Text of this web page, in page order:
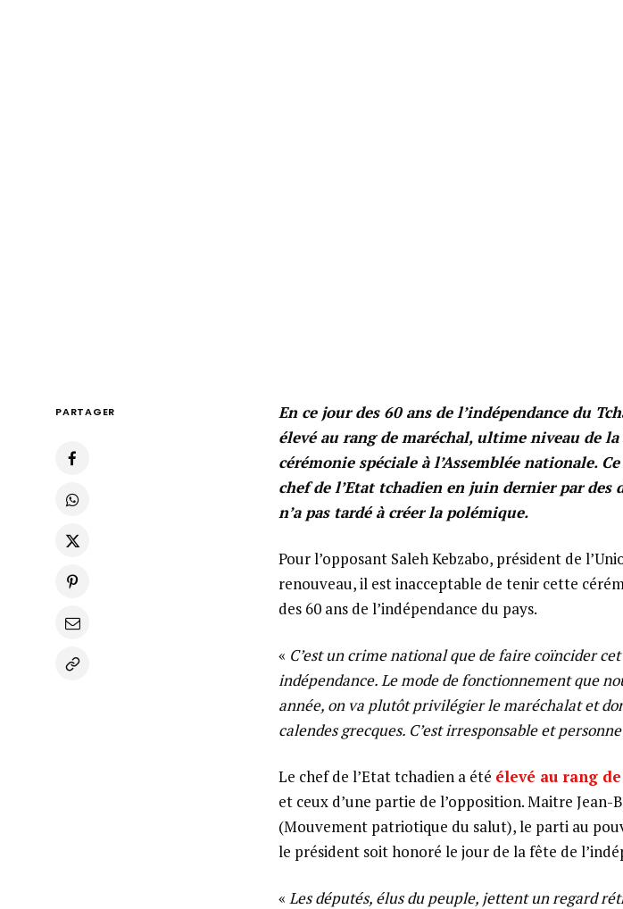
PARTAGER
En ce jour des 60 ans de l’indépendance du
élevé au rang de maréchal, ultime niveau de
cérémonie spéciale à l’Assemblée nationale.
chef de l’Etat tchadien en juin dernier par des
n’a pas tardé à créer la polémique.
Pour l’opposant Saleh Kebzabo, président de
renouveau, il est inacceptable de tenir cette
des 60 ans de l’indépendance du pays.
« C’est un crime national que de faire coïncider
indépendance. Le mode de fonctionnement que
année, on va plutôt privilégier le maréchalat et
calendes grecques. C’est irresponsable et
Le chef de l’Etat tchadien a été élevé au rang
et ceux d’une partie de l’opposition. Maitre
(Mouvement patriotique du salut), le parti au
le président soit honoré le jour de la fête de
« Les députés, élus du peuple, jettent un regard